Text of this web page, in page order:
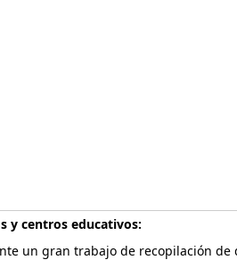
y centros educativos:
un gran trabajo de recopilación